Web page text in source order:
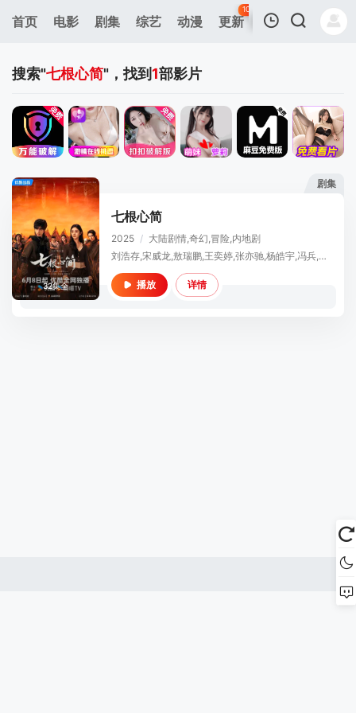
首页 电影 剧集 综艺 动漫 更新
104
热榜 APP
搜索"七根心简"，找到 1部影片
剧集
32集全
七根心简
2025 / 大陆剧情,奇幻,冒险,内地剧
刘浩存,宋威龙,敖瑞鹏,王奕婷,张亦驰,杨皓宇,冯兵,严屹宽,沙宝亮,左小青,岳跃利
播放 详情